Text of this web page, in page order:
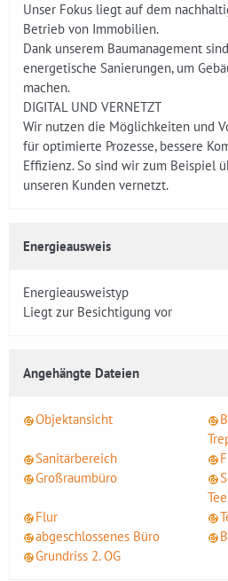
Unser Fokus liegt auf dem
Betrieb von Immobilien.
Dank unserem Baumanagement
energetische Sanierungen, um
machen.
DIGITAL UND VERNETZT
Wir nutzen die Möglichkeiten und
für optimierte Prozesse, bessere
Effizienz. So sind wir zum Beispiel
unseren Kunden vernetzt.
Energieausweis
Energieausweistyp
Liegt zur Besichtigung vor
Angehängte Dateien
Objektansicht
Sanitärbereich
Großraumbüro
Flur
abgeschlossenes Büro
Grundriss 2. OG